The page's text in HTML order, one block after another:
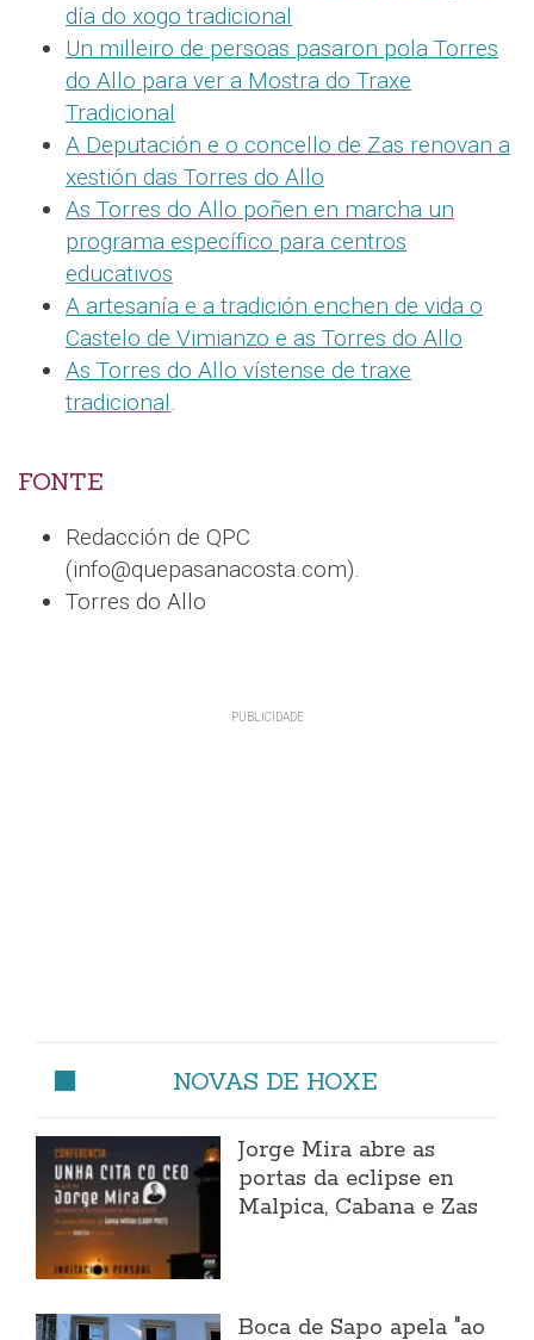
día do xogo tradicional
Un milleiro de persoas pasaron pola Torres
do Allo para ver a Mostra do Traxe
Tradicional
A Deputación e o concello de Zas renovan a
xestión das Torres do Allo
As Torres do Allo poñen en marcha un
programa específico para centros
educativos
A artesanía e a tradición enchen de vida o
Castelo de Vimianzo e as Torres do Allo
As Torres do Allo vístense de traxe
tradicional
FONTE
Redacción de QPC
(info@quepasanacosta.com).
Torres do Allo
NOVAS DE HOXE
Jorge Mira abre as
portas da eclipse en
Malpica, Cabana e Zas
Boca de Sapo apela "ao